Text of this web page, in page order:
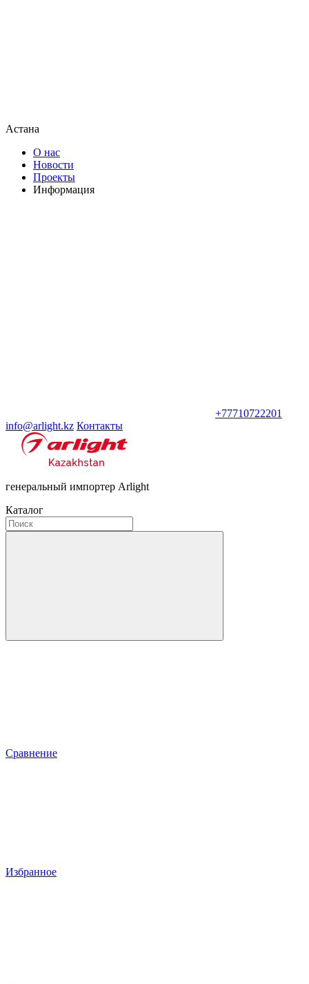
Астана
О нас
Новости
Проекты
Информация
+77710722201
info@arlight.kz Контакты
генеральный импортер Arlight
Каталог
Сравнение
Избранное